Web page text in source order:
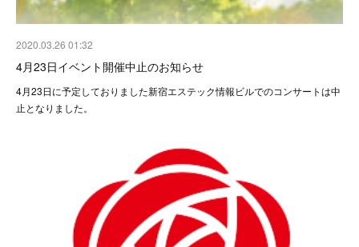
2020.03.26 01:32
4月23日イベント開催中止のお知らせ
4月23日に予定しておりました新宿エステック情報ビルでのコンサートは中
止となりました。